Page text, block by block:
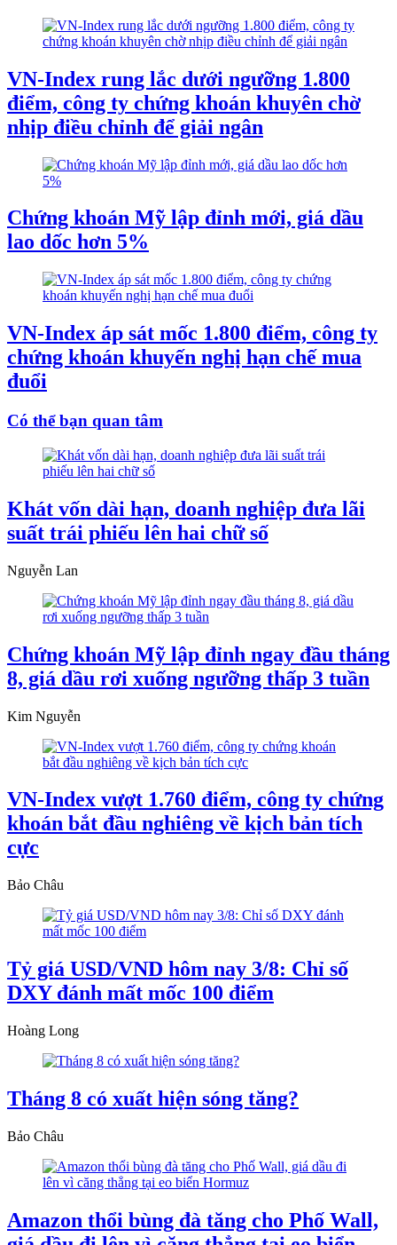
VN-Index rung lắc dưới ngưỡng 1.800
điểm, công ty chứng khoán khuyên chờ
nhịp điều chỉnh để giải ngân
Chứng khoán Mỹ lập đỉnh mới, giá dầu
lao dốc hơn 5%
VN-Index áp sát mốc 1.800 điểm, công ty
chứng khoán khuyến nghị hạn chế mua
đuổi
Có thể bạn quan tâm
Khát vốn dài hạn, doanh nghiệp đưa lãi
suất trái phiếu lên hai chữ số
Nguyễn Lan
Chứng khoán Mỹ lập đỉnh ngay đầu tháng
8, giá dầu rơi xuống ngưỡng thấp 3 tuần
Kim Nguyễn
VN-Index vượt 1.760 điểm, công ty chứng
khoán bắt đầu nghiêng về kịch bản tích
cực
Bảo Châu
Tỷ giá USD/VND hôm nay 3/8: Chỉ số
DXY đánh mất mốc 100 điểm
Hoàng Long
Tháng 8 có xuất hiện sóng tăng?
Bảo Châu
Amazon thổi bùng đà tăng cho Phố Wall,